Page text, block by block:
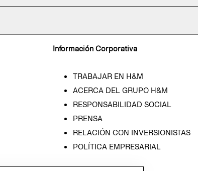
Información Corporativa
TRABAJAR EN H&M
ACERCA DEL GRUPO H&M
RESPONSABILIDAD SOCIAL
PRENSA
RELACIÓN CON INVERSIONISTAS
POLÍTICA EMPRESARIAL